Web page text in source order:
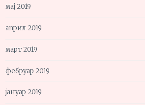
мај 2019
април 2019
март 2019
фебруар 2019
јануар 2019